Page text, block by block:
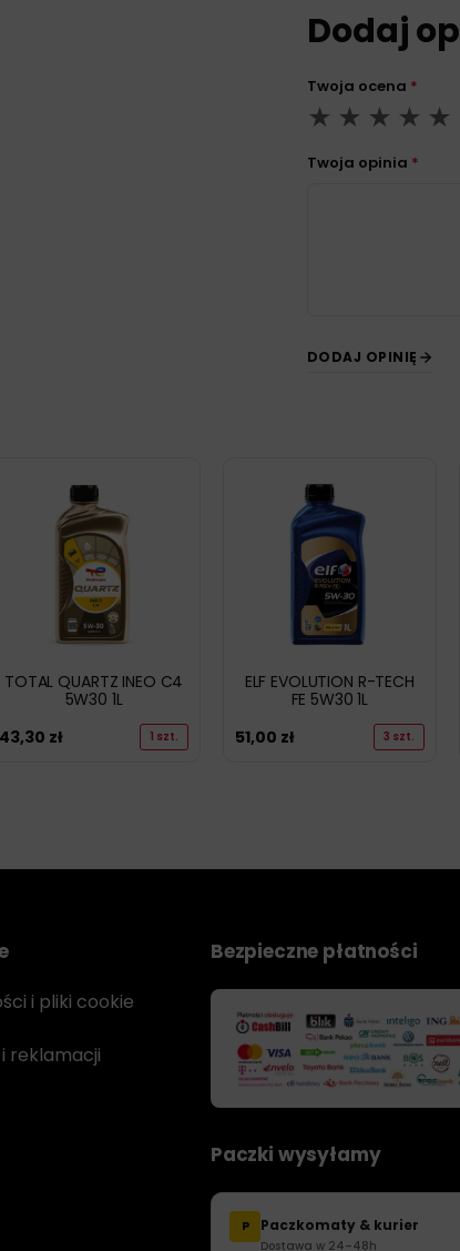
Dodaj
Twoja ocena *
Twoja opinia *
DODAJ OPINIĘ
TOTAL QUARTZ INEO C4
5W30 1L
43,30 zł 1 szt.
ELF EVOLUTION R-TECH
FE 5W30 1L
51,00 zł 3 szt.
i pliki cookie
reklamacji
Bezpieczne płatności
Paczki wysyłamy
P Paczkomaty & kurier
Dostawa w 24–48h